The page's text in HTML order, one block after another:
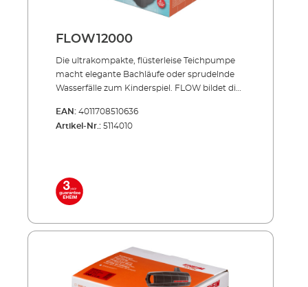
FLOW12000
Die ultrakompakte, flüster­leise Teichpumpe
macht elegante Bachläufe oder sprudelnde
Wasserfälle zum Kinderspiel. FLOW bildet die
zuverlässig Ihr Teich-Filtersystem und schafft
so den optimalen Kreislauf für Ihren Teich. Die
verstopfen kann. Unsere FLOW-Pumpen
finden Sie in den LOOP-Komplettsets
PRESS. Energiesparend, flüsterleise,
mm großen Schmutzpartikeln
Stromsparender Motor Geeignet für
Unterwasser-Dauerbetrieb Extrem
EAN: 4011708510636
Artikel-Nr.: 5114010